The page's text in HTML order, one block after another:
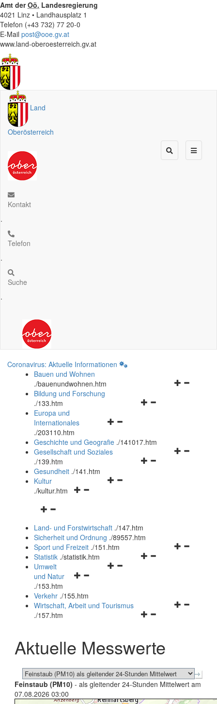
Amt derOö. Landesregierung
4021 Linz • Landhausplatz 1
Telefon (+43 732) 77 20-0
E-Mail post@ooe.gv.at
www.land-oberoesterreich.gv.at
Land
Oberösterreich
Kontakt
.
Telefon
.
Suche
.
Coronavirus: Aktuelle Informationen
Bauen und Wohnen
./bauenundwohnen.htm
Navigationsmenü
Bildung und Forschung
./133.htm
Navigationsmenü
und
schließen
Europa und
Internationales
./203110.htm
Geschichte und Geografie ./141017.htm
Navigationsmenü
Gesellschaft und Soziales
./139.htm
Navigationsmenü
Gesundheit ./141.htm
Navigationsmenü
Kultur
./kultur.htm
Navigationsmenü
und
schließen
Land- und Forstwirtschaft ./147.htm
Sicherheit und Ordnung ./89557.htm
Navigationsmenü
Sport und Freizeit ./151.htm
Navigationsmenü
Statistik ./statistik.htm
Navigationsmenü
und
schließen
Umwelt
und Natur
./153.htm
Verkehr ./155.htm
Navigationsmenü
schließen
Wirtschaft, Arbeit und Tourismus
./157.htm
Aktuelle Messwerte
Feinstaub (PM10) - als gleitender 24-Stunden Mittelwert am
07.08.2026 03:00